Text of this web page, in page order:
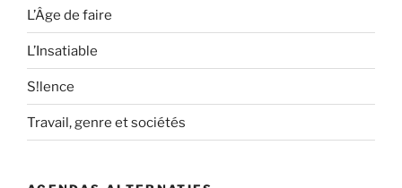
L’Âge de faire
L’Insatiable
S!lence
Travail, genre et sociétés